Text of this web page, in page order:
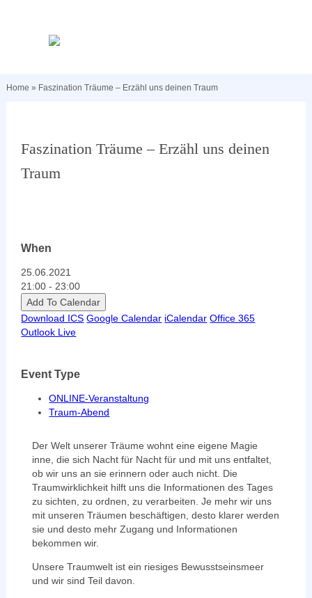
Home » Faszination Träume – Erzähl uns deinen Traum
Faszination Träume – Erzähl uns deinen
Traum
When
25.06.2021
21:00 - 23:00
Add To Calendar
Download ICS Google Calendar iCalendar Office 365
Outlook Live
Event Type
ONLINE-Veranstaltung
Traum-Abend
Der Welt unserer Träume wohnt eine eigene Magie
inne, die sich Nacht für Nacht für und mit uns entfaltet,
ob wir uns an sie erinnern oder auch nicht. Die
Traumwirklichkeit hilft uns die Informationen des Tages
zu sichten, zu ordnen, zu verarbeiten. Je mehr wir uns
mit unseren Träumen beschäftigen, desto klarer werden
sie und desto mehr Zugang und Informationen
bekommen wir.
Unsere Traumwelt ist ein riesiges Bewusstseinsmeer
und wir sind Teil davon.